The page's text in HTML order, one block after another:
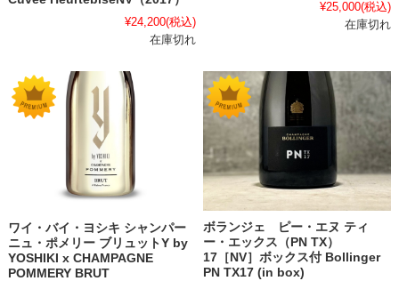
¥24,200(税込)
在庫切れ
¥25,000(税込)
在庫切れ
ワイ・バイ・ヨシキ シャンパー
ニュ・ポメリー ブリュットY by
YOSHIKI x CHAMPAGNE
POMMERY BRUT
ボランジェ ピー・エヌ ティ
ー・エックス（PN TX）
17［NV］ボックス付 Bollinger
PN TX17 (in box)